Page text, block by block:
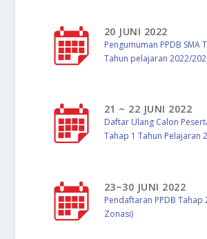
20 JUNI 2022
Pengumuman PPDB SMA
Tahun pelajaran 2022/
21 ~ 22 JUNI 2022
Daftar Ulang Calon
Tahap 1 Tahun Pelajaran
23~30 JUNI 2022
Pendaftaran PPDB Tahap
Zonasi)